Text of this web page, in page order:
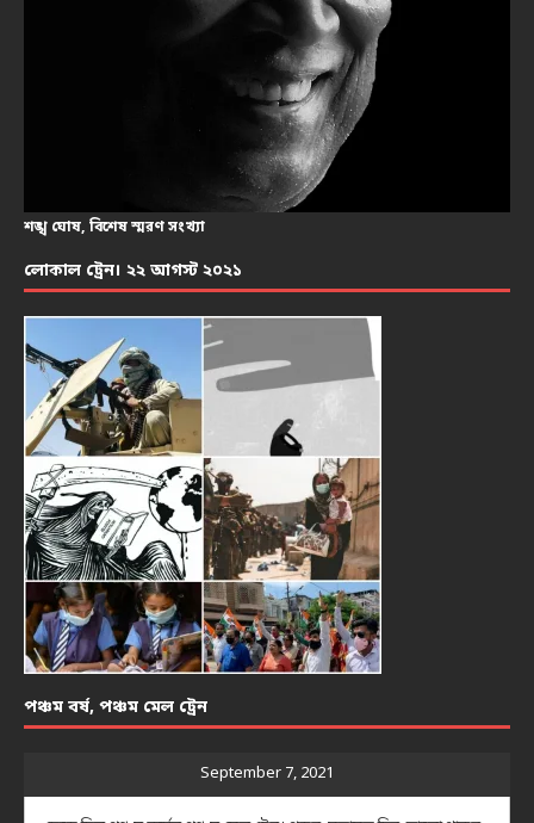
শঙ্খ ঘোষ, বিশেষ স্মরণ সংখ্যা
লোকাল ট্রেন। ২২ আগস্ট ২০২১
পঞ্চম বর্ষ, পঞ্চম মেল ট্রেন
September 7, 2021